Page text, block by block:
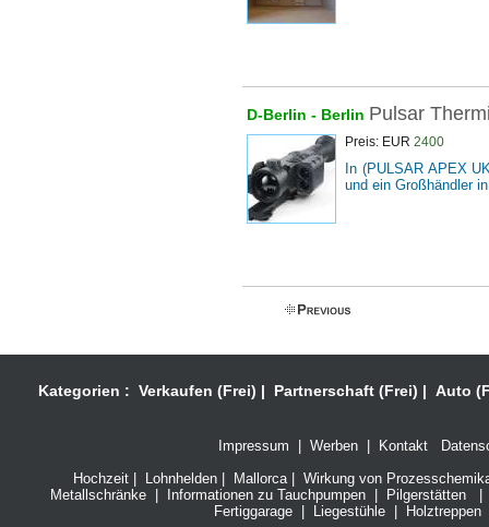
D-Berlin - Berlin Pulsar
Preis: EUR 2400
In (PULSAR APEX
und ein Großhändler
Kategorien : Verkaufen (Frei) | Partnerschaft (Frei) | Auto
Impressum Werben Kontakt
Hochzeit
Lohnhelden Mallorca
Wirkung von
Metallschränke
Informationen zu Tauchpumpen Pilgerstätten
Fertiggarage
Liegestühle Holztreppen